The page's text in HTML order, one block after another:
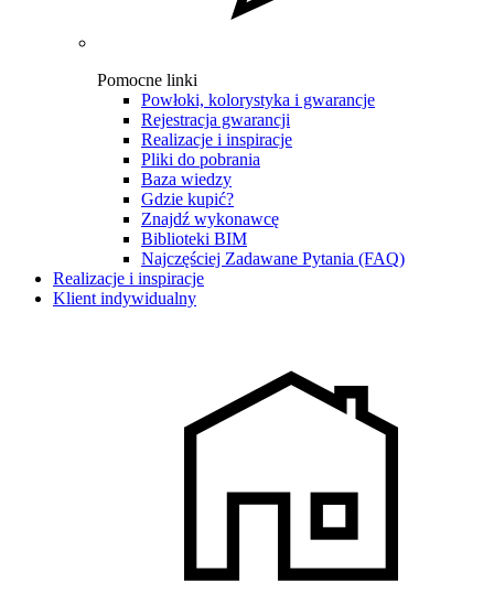
Pomocne linki
Powłoki, kolorystyka i gwarancje
Rejestracja gwarancji
Realizacje i inspiracje
Pliki do pobrania
Baza wiedzy
Gdzie kupić?
Znajdź wykonawcę
Biblioteki BIM
Najczęściej Zadawane Pytania (FAQ)
Realizacje i inspiracje
Klient indywidualny